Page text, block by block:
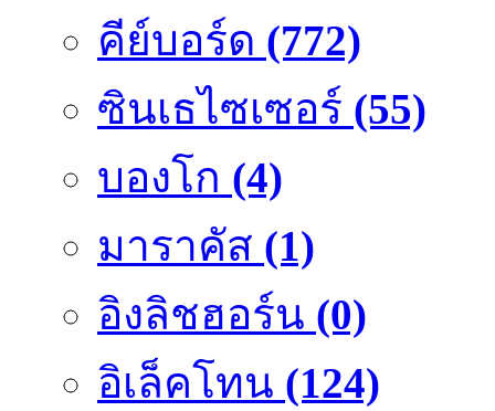
คีย์บอร์ด (772)
ซินเธไซเซอร์ (55)
บองโก (4)
มาราคัส (1)
อิงลิชฮอร์น (0)
อิเล็คโทน (124)